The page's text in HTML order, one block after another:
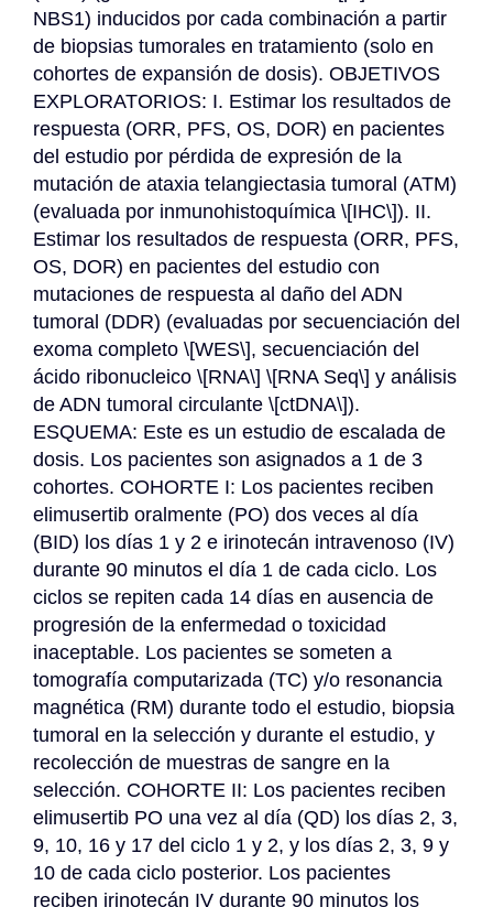
NBS1) inducidos por cada combinación a partir
de biopsias tumorales en tratamiento (solo en
cohortes de expansión de dosis). OBJETIVOS
EXPLORATORIOS: I. Estimar los resultados de
respuesta (ORR, PFS, OS, DOR) en pacientes
del estudio por pérdida de expresión de la
mutación de ataxia telangiectasia tumoral (ATM)
(evaluada por inmunohistoquímica \[IHC\]). II.
Estimar los resultados de respuesta (ORR, PFS,
OS, DOR) en pacientes del estudio con
mutaciones de respuesta al daño del ADN
tumoral (DDR) (evaluadas por secuenciación del
exoma completo \[WES\], secuenciación del
ácido ribonucleico \[RNA\] \[RNA Seq\] y análisis
de ADN tumoral circulante \[ctDNA\]).
ESQUEMA: Este es un estudio de escalada de
dosis. Los pacientes son asignados a 1 de 3
cohortes. COHORTE I: Los pacientes reciben
elimusertib oralmente (PO) dos veces al día
(BID) los días 1 y 2 e irinotecán intravenoso (IV)
durante 90 minutos el día 1 de cada ciclo. Los
ciclos se repiten cada 14 días en ausencia de
progresión de la enfermedad o toxicidad
inaceptable. Los pacientes se someten a
tomografía computarizada (TC) y/o resonancia
magnética (RM) durante todo el estudio, biopsia
tumoral en la selección y durante el estudio, y
recolección de muestras de sangre en la
selección. COHORTE II: Los pacientes reciben
elimusertib PO una vez al día (QD) los días 2, 3,
9, 10, 16 y 17 del ciclo 1 y 2, y los días 2, 3, 9 y
10 de cada ciclo posterior. Los pacientes
reciben irinotecán IV durante 90 minutos los